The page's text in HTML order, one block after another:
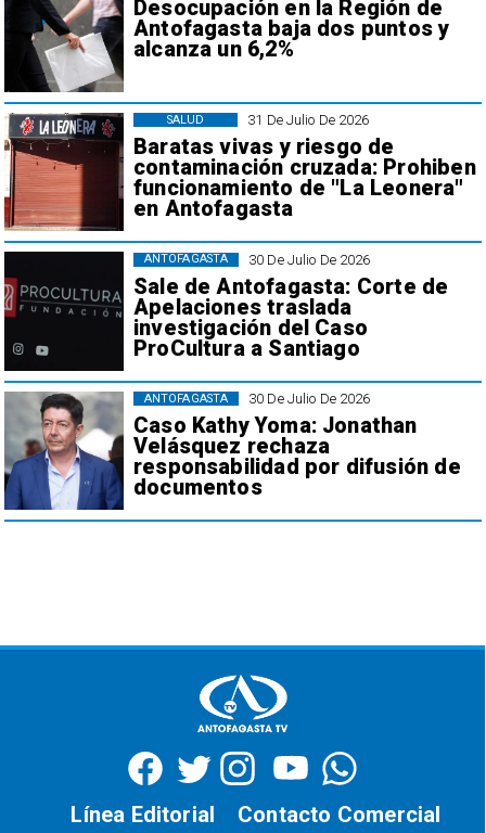
Desocupación en la Región de
Antofagasta baja dos puntos y
alcanza un 6,2%
31 De Julio De 2026
Baratas vivas y riesgo de
contaminación cruzada: Prohiben
funcionamiento de "La Leonera"
en Antofagasta
SALUD
30 De Julio De 2026
Sale de Antofagasta: Corte de
Apelaciones traslada
investigación del Caso
ProCultura a Santiago
ANTOFAGASTA
30 De Julio De 2026
Caso Kathy Yoma: Jonathan
Velásquez rechaza
responsabilidad por difusión de
documentos
ANTOFAGASTA
Contacto Comercial
Línea Editorial